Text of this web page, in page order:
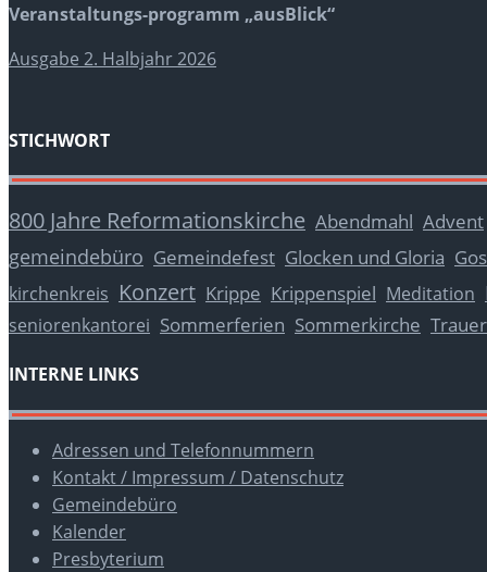
Veranstaltungs-programm „ausBlick“
Ausgabe 2. Halbjahr 2026
STICHWORT
800 Jahre Reformationskirche Abendmahl Advent
gemeindebüro Gemeindefest Glocken und Gloria
kirchenkreis Konzert Krippe Krippenspiel Meditation
seniorenkantorei Sommerferien Sommerkirche Trauer
INTERNE LINKS
Adressen und Telefonnummern
Kontakt / Impressum / Datenschutz
Gemeindebüro
Kalender
Presbyterium